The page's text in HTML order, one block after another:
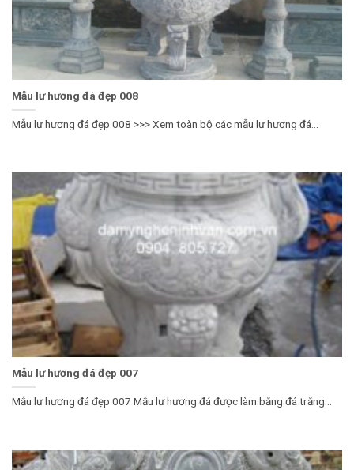
Mẫu lư hương đá đẹp 008
Mẫu lư hương đá đẹp 008 >>> Xem toàn bộ các mẫu lư hương đá...
Mẫu lư hương đá đẹp 007
Mẫu lư hương đá đẹp 007 Mẫu lư hương đá được làm bằng đá trắng...